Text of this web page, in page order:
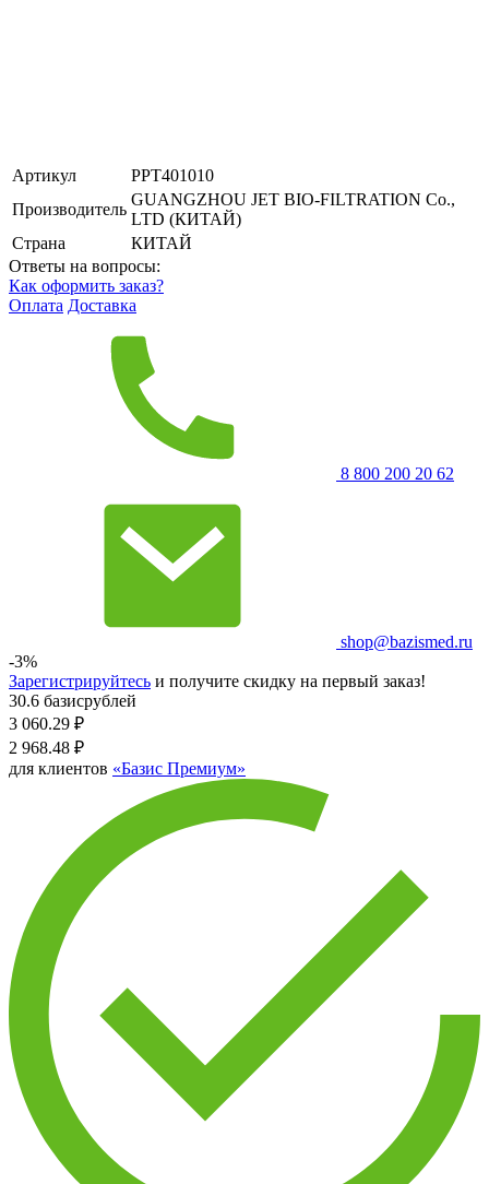
Артикул
PPT401010
Производитель
GUANGZHOU JET BIO-FILTRATION Co.,
LTD (КИТАЙ)
Страна
КИТАЙ
Ответы на вопросы:
Как оформить заказ?
Оплата Доставка
8 800 200 20 62
shop@bazismed.ru
-3%
Зарегистрируйтесь и получите скидку на первый заказ!
30.6 базисрублей
3 060.29 ₽
2 968.48 ₽
для клиентов «Базис Премиум»